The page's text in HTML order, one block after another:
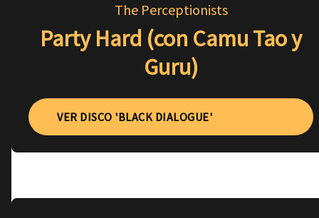
The Perceptionists
Party Hard (con Camu Tao y
Guru)
VER DISCO 'BLACK DIALOGUE'